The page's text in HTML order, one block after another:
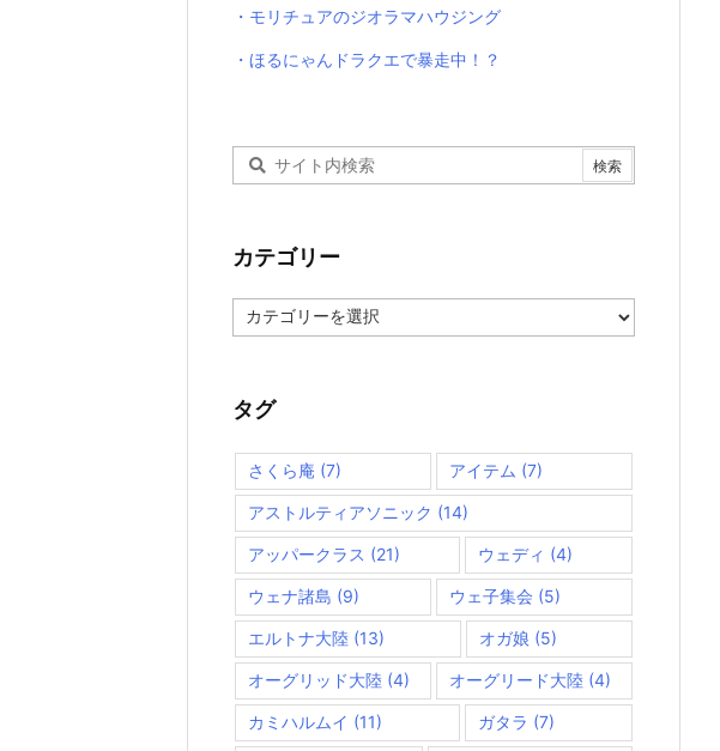
・モリチュアのジオラマハウジング
・ほるにゃんドラクエで暴走中！？
カテゴリー
テ
ー
タグ
さくら庵 (7) アイテム (7)
アストルティアソニック (14)
アッパークラス (21) ウェディ (4)
ウェナ諸島 (9) ウェ子集会 (5)
エルトナ大陸 (13) オガ娘 (5)
オーグリッド大陸 (4) オーグリード大陸 (4)
カミハルムイ (11) ガタラ (7)